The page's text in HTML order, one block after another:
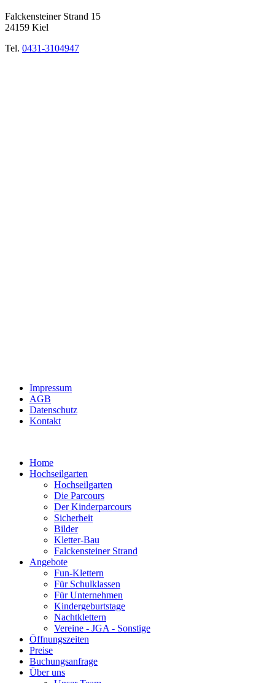
Falckensteiner Strand 15
24159 Kiel
Tel. 0431-3104947
Impressum
AGB
Datenschutz
Kontakt
Home
Hochseilgarten
Hochseilgarten
Die Parcours
Der Kinderparcours
Sicherheit
Bilder
Kletter-Bau
Falckensteiner Strand
Angebote
Fun-Klettern
Für Schulklassen
Für Unternehmen
Kindergeburtstage
Nachtklettern
Vereine - JGA - Sonstige
Öffnungszeiten
Preise
Buchungsanfrage
Über uns